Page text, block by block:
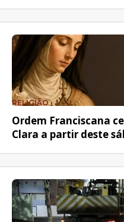
RELIGIÃO
Ordem Franciscana
Clara a partir deste